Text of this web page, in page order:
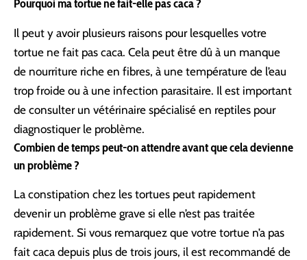
Pourquoi ma tortue ne fait-elle pas caca ?
Il peut y avoir plusieurs raisons pour lesquelles votre
tortue ne fait pas caca. Cela peut être dû à un manque
de nourriture riche en fibres, à une température de l’eau
trop froide ou à une infection parasitaire. Il est important
de consulter un vétérinaire spécialisé en reptiles pour
diagnostiquer le problème.
Combien de temps peut-on attendre avant que cela devienne
un problème ?
La constipation chez les tortues peut rapidement
devenir un problème grave si elle n’est pas traitée
rapidement. Si vous remarquez que votre tortue n’a pas
fait caca depuis plus de trois jours, il est recommandé de